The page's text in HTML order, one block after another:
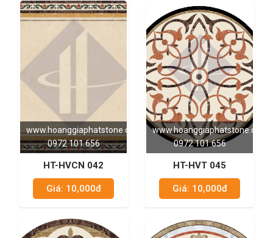
www.hoanggiaphatstone.com
0972 101 656
HT-HVCN 042
Giá: 10,000đ
www.hoanggiaphatstone.com
0972 101 656
HT-HVT 045
Giá: 10,000đ